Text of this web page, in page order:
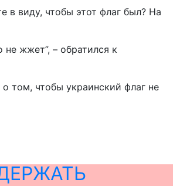
в виду, чтобы этот флаг был? На
не жжет”, – обратился к
о том, чтобы украинский флаг не